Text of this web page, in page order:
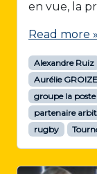
en vue, la
Read more »
Alexandre Ruiz
Aurélie
groupe la poste
partenaire
rugby